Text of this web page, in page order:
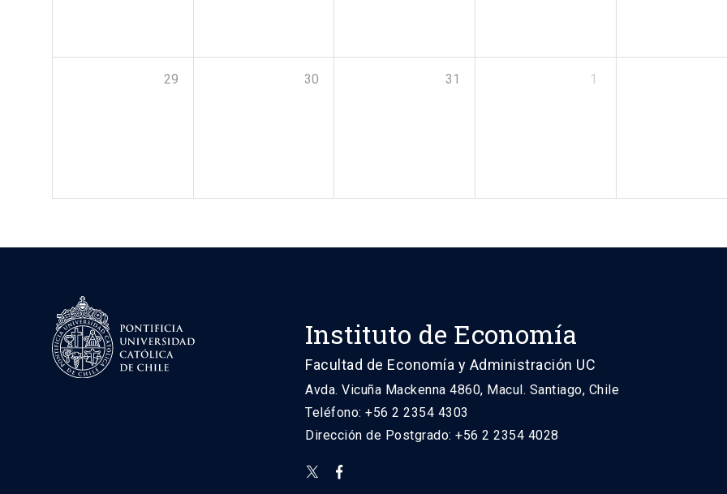
29 30 31 1
Instituto de Economía
Facultad de Economía y Administración UC
Avda. Vicuña Mackenna 4860, Macul. Santiago, Chile
Teléfono: +56 2 2354 4303
Dirección de Postgrado: +56 2 2354 4028